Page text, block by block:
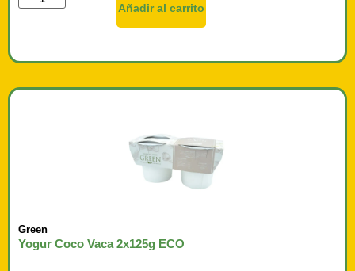
Añadir al carrito
Green
Yogur Coco Vaca 2x125g ECO